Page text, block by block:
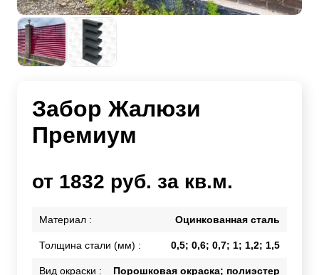
Забор Жалюзи
Премиум
от 1832 руб. за кв.м.
Материал : Оцинкованная сталь
Толщина стали (мм) : 0,5; 0,6; 0,7; 1; 1,2; 1,5
Вид окраски : Порошковая окраска; полиэстер